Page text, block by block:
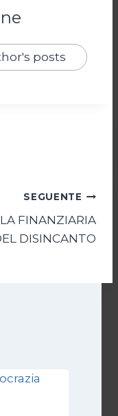
posts
SEGUENTE
LA FINANZIARIA
DISINCANTO